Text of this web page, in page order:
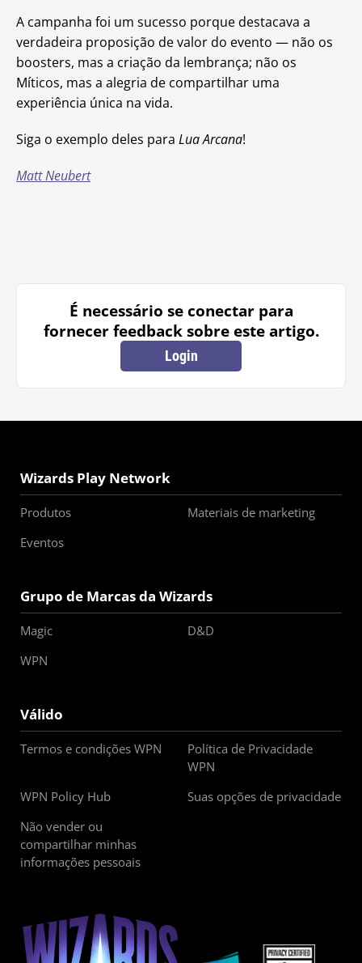
A campanha foi um sucesso porque destacava a
verdadeira proposição de valor do evento — não os
boosters, mas a criação da lembrança; não os
Míticos, mas a alegria de compartilhar uma
experiência única na vida.
Siga o exemplo deles para Lua Arcana!
Matt Neubert
É necessário se conectar para
fornecer feedback sobre este artigo.
Login
Wizards Play Network
Produtos
Materiais de marketing
Eventos
Grupo de Marcas da Wizards
Magic
D&D
WPN
Válido
Termos e condições WPN
Política de Privacidade
WPN
WPN Policy Hub
Suas opções de privacidade
Não vender ou
compartilhar minhas
informações pessoais